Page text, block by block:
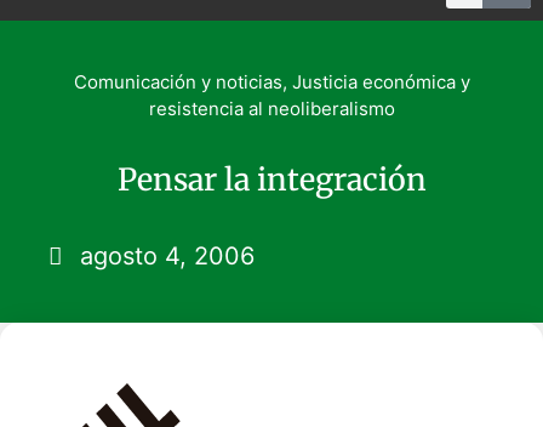
Comunicación y noticias, Justicia económica y
resistencia al neoliberalismo
Pensar la integración
agosto 4, 2006